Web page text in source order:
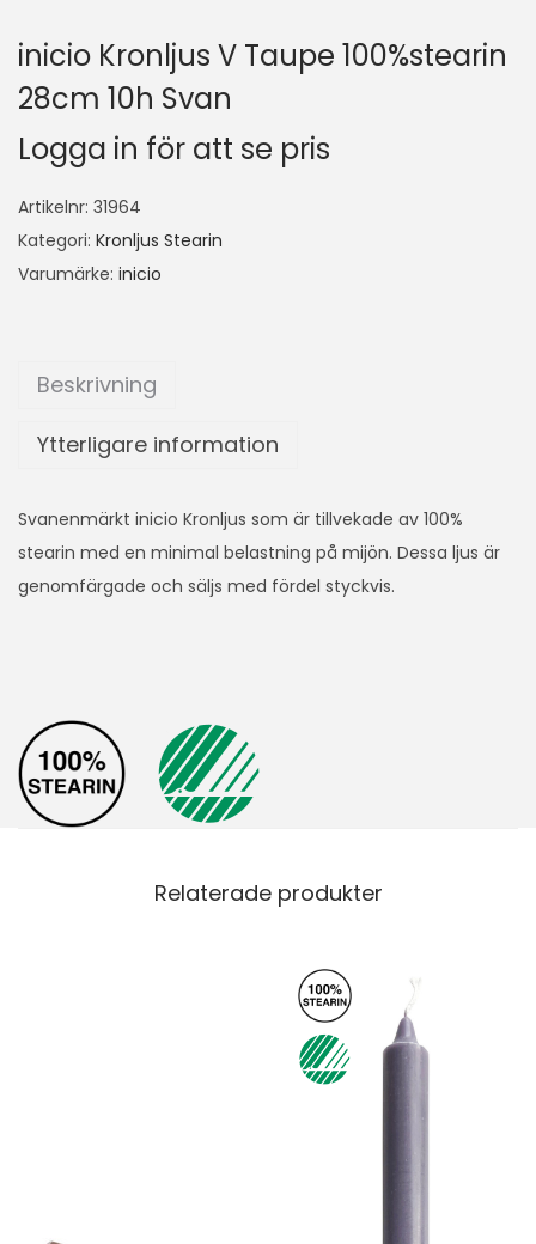
inicio Kronljus V Taupe 100%stearin
28cm 10h Svan
Logga in för att se pris
Artikelnr: 31964
Kategori: Kronljus Stearin
Varumärke: inicio
Beskrivning
Ytterligare information
Svanenmärkt inicio Kronljus som är tillvekade av 100%
stearin med en minimal belastning på mijön. Dessa ljus är
genomfärgade och säljs med fördel styckvis.
Relaterade produkter